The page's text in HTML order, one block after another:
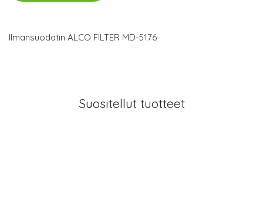
Ilmansuodatin ALCO FILTER MD-5176
Suositellut tuotteet